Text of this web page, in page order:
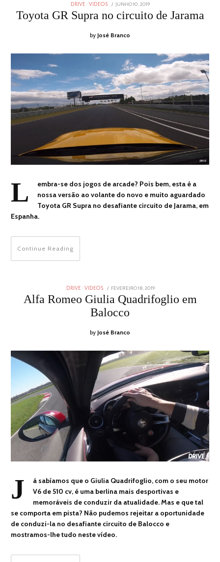
DRIVE VIDEOS
POSTED
JUNHO 10, 2019
2019
Toyota GR Supra no circuito de Jarama
by José Branco
L
embra-se dos jogos de arcade? Pois bem, esta é a
nossa versão ao volante do novo e muito aguardado
Toyota GR Supra no desafiante circuito de Jarama, em
Espanha.
Continue Reading
DRIVE VIDEOS
POSTED
FEVEREIRO 18, 2019
2019
Alfa Romeo Giulia Quadrifoglio em
Balocco
by José Branco
J
á sabíamos que o Giulia Quadrifoglio, com o seu motor
V6 de 510 cv, é uma berlina mais desportivas e
memoráveis de conduzir da atualidade. Mas e que tal
se comporta em pista? Não pudemos rejeitar a oportunidade
de conduzi-la no desafiante circuito de Balocco e
mostramos-lhe tudo neste vídeo.